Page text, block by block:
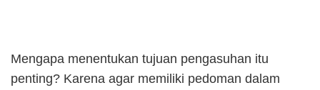
Mengapa menentukan tujuan pengasuhan itu
penting? Karena agar memiliki pedoman dalam